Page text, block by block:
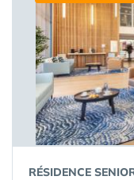
RÉSIDENCE